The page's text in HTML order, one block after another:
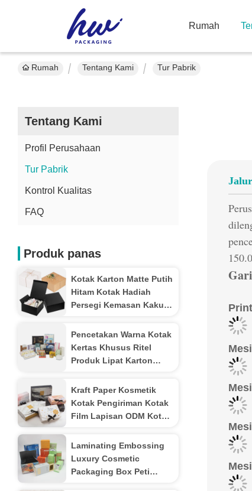
Rumah
Rumah Tentang Kami Tur Pabrik
Tentang Kami
Profil Perusahaan
Tur Pabrik
Kontrol Kualitas
FAQ
Produk panas
Kotak Karton Matte Putih
Hitam Kotak Hadiah
Persegi Kemasan Kaku
Pencetakan Warna Kotak
Kertas Khusus Ritel
Produk Lipat Karton
Kraft Paper Kosmetik
Kotak Pengiriman Kotak
Film Lapisan ODM Kotak
Laminating Embossing
Luxury Cosmetic
Packaging Box Peti